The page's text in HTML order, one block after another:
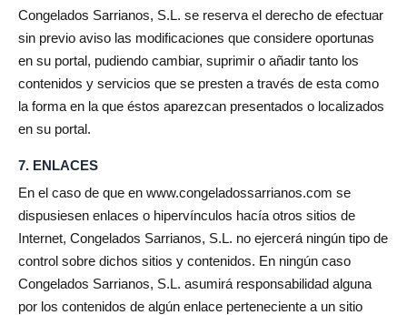
Congelados Sarrianos, S.L. se reserva el derecho de efectuar
sin previo aviso las modificaciones que considere oportunas
en su portal, pudiendo cambiar, suprimir o añadir tanto los
contenidos y servicios que se presten a través de esta como
la forma en la que éstos aparezcan presentados o localizados
en su portal.
7. ENLACES
En el caso de que en www.congeladossarrianos.com se
dispusiesen enlaces o hipervínculos hacía otros sitios de
Internet, Congelados Sarrianos, S.L. no ejercerá ningún tipo de
control sobre dichos sitios y contenidos. En ningún caso
Congelados Sarrianos, S.L. asumirá responsabilidad alguna
por los contenidos de algún enlace perteneciente a un sitio